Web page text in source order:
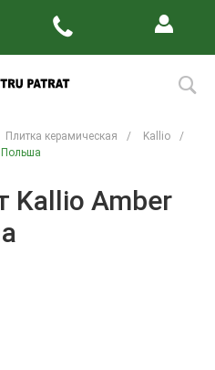
Плитка керамическая / Kallio
/
Польша
Kallio Amber